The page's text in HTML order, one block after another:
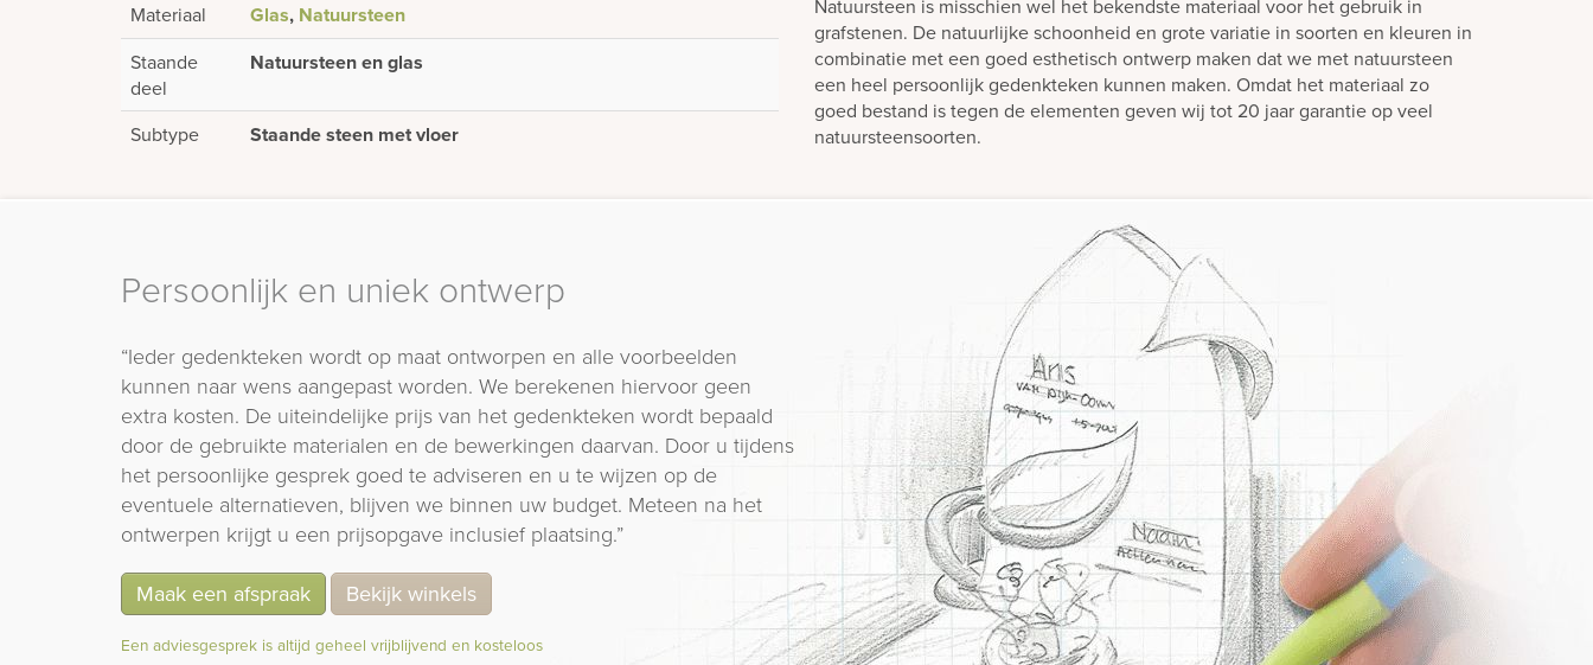
Materiaal Glas, Natuursteen
Staande
deel
Natuursteen en glas
Subtype Staande steen met vloer
Natuursteen is misschien wel het bekendste materiaal voor het gebruik in
grafstenen. De natuurlijke schoonheid en grote variatie in soorten en kleuren in
combinatie met een goed esthetisch ontwerp maken dat we met natuursteen
een heel persoonlijk gedenkteken kunnen maken. Omdat het materiaal zo
goed bestand is tegen de elementen geven wij tot 20 jaar garantie op veel
natuursteensoorten.
Persoonlijk en uniek ontwerp
“Ieder gedenkteken wordt op maat ontworpen en alle voorbeelden
kunnen naar wens aangepast worden. We berekenen hiervoor geen
extra kosten. De uiteindelijke prijs van het gedenkteken wordt bepaald
door de gebruikte materialen en de bewerkingen daarvan. Door u tijdens
het persoonlijke gesprek goed te adviseren en u te wijzen op de
eventuele alternatieven, blijven we binnen uw budget. Meteen na het
ontwerpen krijgt u een prijsopgave inclusief plaatsing.”
Maak een afspraak Bekijk winkels
Een adviesgesprek is altijd geheel vrijblijvend en kosteloos